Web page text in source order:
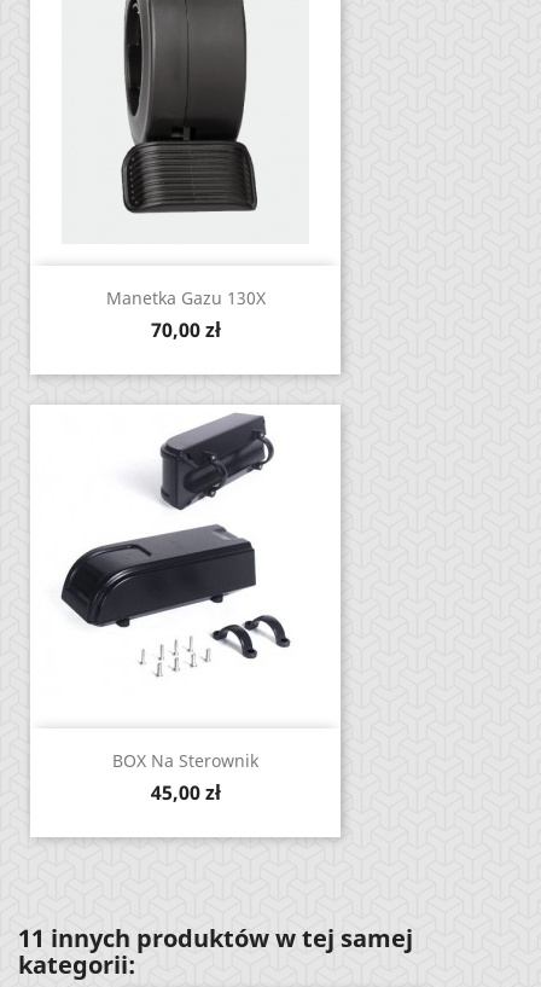
Manetka Gazu 130X
Cena
70,00 zł
BOX Na Sterownik
Cena
45,00 zł
11 innych produktów w tej samej
kategorii: